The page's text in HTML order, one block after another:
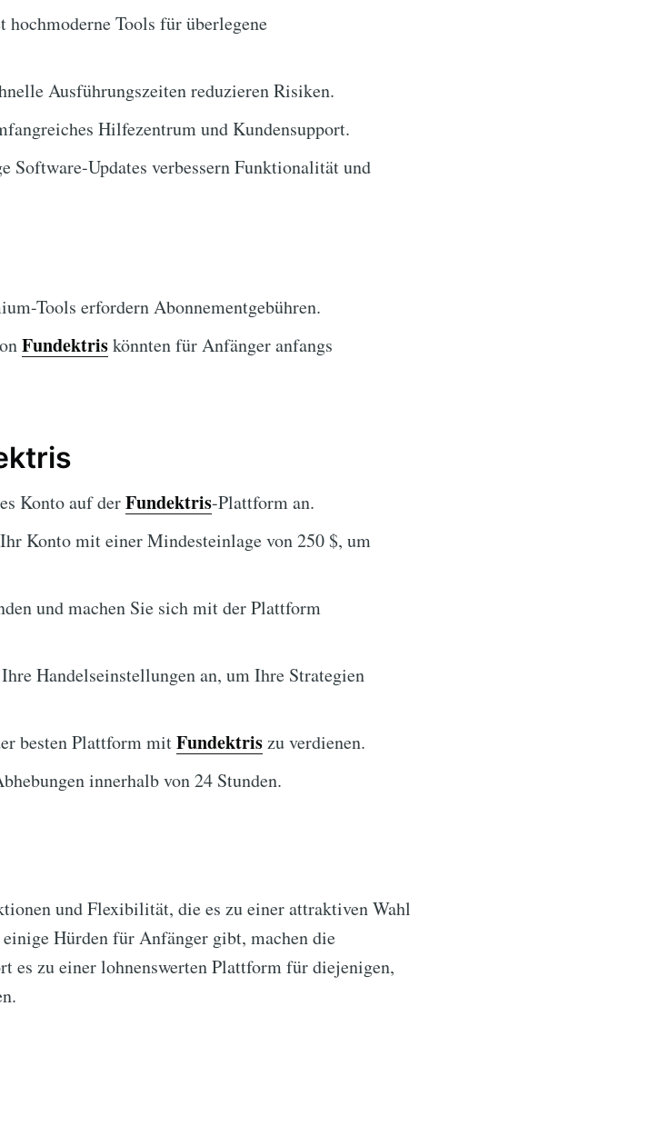
hochmoderne Tools für überlegene
Ausführungszeiten reduzieren Risiken.
Hilfezentrum und Kundensupport.
Software-Updates verbessern Funktionalität und
Tools erfordern Abonnementgebühren.
Fundektriskönnten für Anfänger anfangs
Konto auf derFundektris-Plattform an.
Konto mit einer Mindesteinlage von 250 $, um
und machen Sie sich mit der Plattform
Ihre Handelseinstellungen an, um Ihre Strategien
besten Plattform mitFundektriszu verdienen.
innerhalb von 24 Stunden.
und Flexibilität, die es zu einer attraktiven Wahl
Hürden für Anfänger gibt, machen die
es zu einer lohnenswerten Plattform für diejenigen,